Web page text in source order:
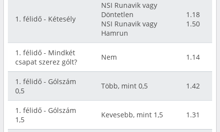
1. félidő - Kétesély
NSI Runavik vagy
Döntetlen
NSI Runavik vagy
Hamrun
1.18
1.50
1. félidő - Mindkét
csapat szerez gólt?
Nem 1.14
1. félidő - Gólszám
0,5
Több, mint 0,5 1.42
1. félidő - Gólszám
1,5
Kevesebb, mint 1,5 1.31